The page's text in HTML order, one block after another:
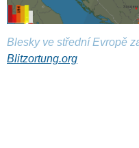
Blesky ve střední Evropě
Blitzortung.org